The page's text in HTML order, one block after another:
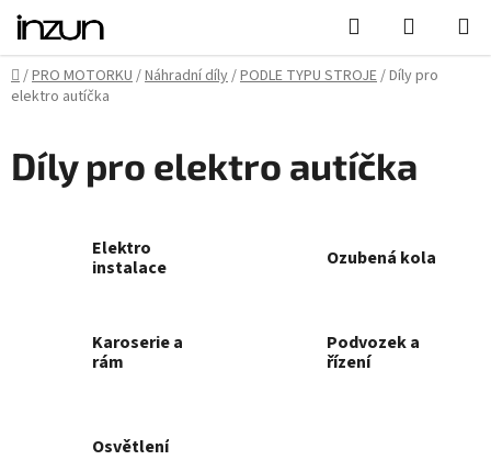
Přejít
obsah
Hledat
KOŠÍK
Domů
/PRO MOTORKU/Náhradní díly/PODLE TYPU STROJE/Díly pro
elektro autíčka
Díly pro elektro autíčka
Elektro
instalace
Ozubená kola
Karoserie a
rám
Podvozek a
řízení
Osvětlení